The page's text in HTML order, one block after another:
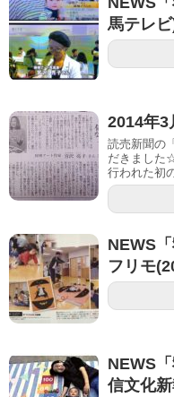
馬テレ
2014年3
読売新聞の
だきました
行われた初
NEWS
フリモ
NEWS
信文化